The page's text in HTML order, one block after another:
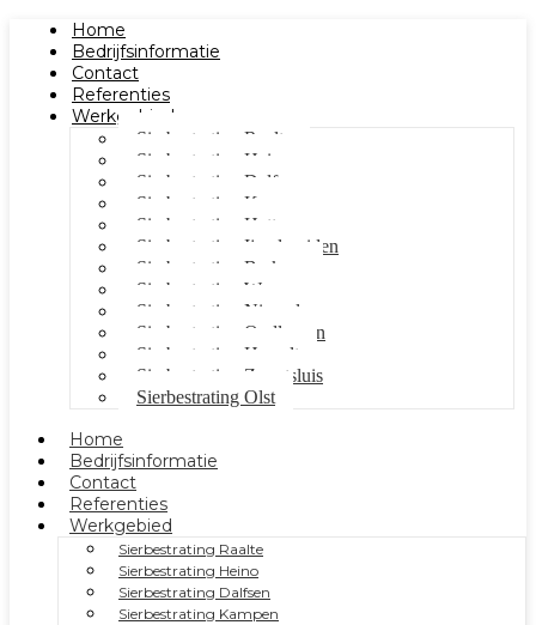
Home
Bedrijfsinformatie
Contact
Referenties
Werkgebied
Sierbestrating Raalte
Sierbestrating Heino
Sierbestrating Dalfsen
Sierbestrating Kampen
Sierbestrating Hattem
Sierbestrating Ijsselmuiden
Sierbestrating Berkum
Sierbestrating Wezep
Sierbestrating Nieuwleusen
Sierbestrating Oudleusen
Sierbestrating Hasselt
Sierbestrating Zwartsluis
Sierbestrating Olst
Home
Bedrijfsinformatie
Contact
Referenties
Werkgebied
Sierbestrating Raalte
Sierbestrating Heino
Sierbestrating Dalfsen
Sierbestrating Kampen